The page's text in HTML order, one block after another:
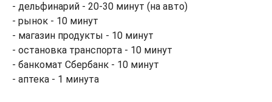
- дельфинарий - 20-30 минут (на авто)
- рынок - 10 минут
- магазин продукты - 10 минут
- остановка транспорта - 10 минут
- банкомат Сбербанк - 10 минут
- аптека - 1 минута